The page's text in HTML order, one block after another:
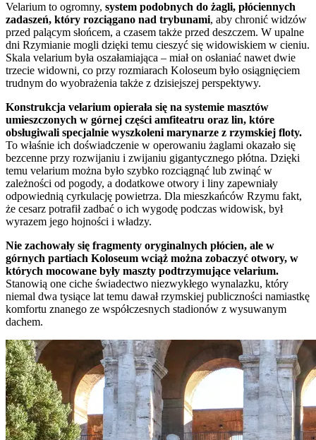
Velarium to ogromny, system podobnych do żagli, płóciennych
zadaszeń, który rozciągano nad trybunami, aby chronić widzów
przed palącym słońcem, a czasem także przed deszczem. W upalne
dni Rzymianie mogli dzięki temu cieszyć się widowiskiem w cieniu.
Skala velarium była oszałamiająca – miał on osłaniać nawet dwie
trzecie widowni, co przy rozmiarach Koloseum było osiągnięciem
trudnym do wyobrażenia także z dzisiejszej perspektywy.
Konstrukcja velarium opierała się na systemie masztów
umieszczonych w górnej części amfiteatru oraz lin, które
obsługiwali specjalnie wyszkoleni marynarze z rzymskiej floty.
To właśnie ich doświadczenie w operowaniu żaglami okazało się
bezcenne przy rozwijaniu i zwijaniu gigantycznego płótna. Dzięki
temu velarium można było szybko rozciągnąć lub zwinąć w
zależności od pogody, a dodatkowe otwory i liny zapewniały
odpowiednią cyrkulację powietrza. Dla mieszkańców Rzymu fakt,
że cesarz potrafił zadbać o ich wygodę podczas widowisk, był
wyrazem jego hojności i władzy.
Nie zachowały się fragmenty oryginalnych płócien, ale w
górnych partiach Koloseum wciąż można zobaczyć otwory, w
których mocowane były maszty podtrzymujące velarium.
Stanowią one ciche świadectwo niezwykłego wynalazku, który
niemal dwa tysiące lat temu dawał rzymskiej publiczności namiastkę
komfortu znanego ze współczesnych stadionów z wysuwanym
dachem.